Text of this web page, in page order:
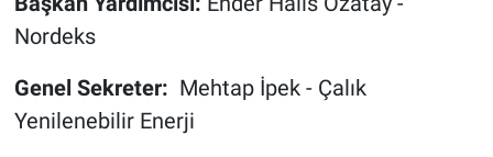
Nordeks
Genel Sekreter: Mehtap İpek - Çalık
Yenilenebilir Enerji